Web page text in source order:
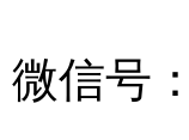
微信号